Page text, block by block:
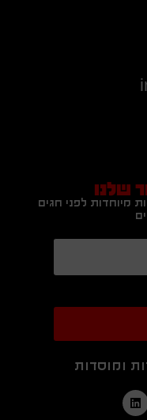
שלנו
מיוחדות לפני חגים
ומוסדות